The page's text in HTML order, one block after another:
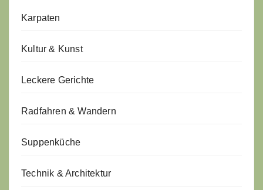
Karpaten
Kultur & Kunst
Leckere Gerichte
Radfahren & Wandern
Suppenküche
Technik & Architektur